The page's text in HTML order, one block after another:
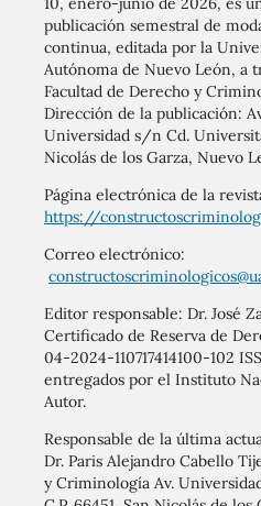
publicación semestral de
continua, editada por la
Autónoma de Nuevo León, a
Facultad de Derecho y
Dirección de la publicación:
Universidad s/n Cd.
Nicolás de los Garza, Nuevo
Página electrónica de la
https://
Correo electrónico:
Editor responsable: Dr. José
Certificado de Reserva de
04-2024-110717414100-102
entregados por el Instituto
Autor.
Responsable de la última
Dr. Paris Alejandro Cabello
y Criminología Av.